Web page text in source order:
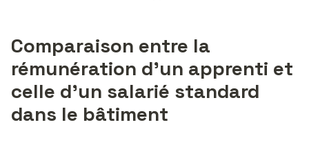
Comparaison entre la
rémunération d’un apprenti et
celle d’un salarié standard
dans le bâtiment